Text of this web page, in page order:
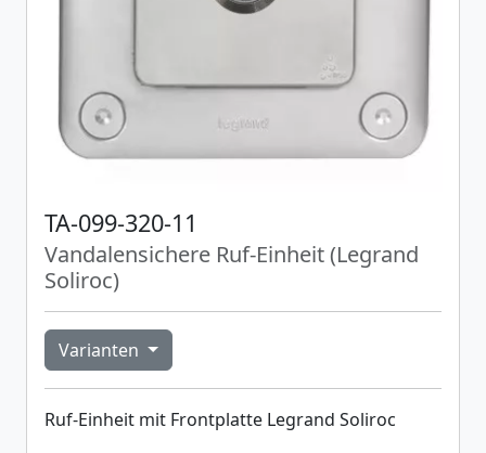
TA-099-320-11
Vandalensichere Ruf-Einheit (Legrand
Soliroc)
Varianten
Ruf-Einheit mit Frontplatte Legrand Soliroc